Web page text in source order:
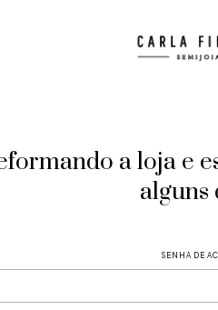
a loja e
alguns
SENHA DE